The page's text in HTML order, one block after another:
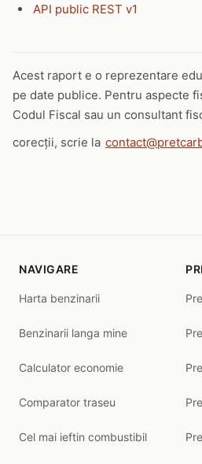
API public REST v1
Acest raport e o reprezentare
pe date publice. Pentru aspecte
Codul Fiscal sau un consultant
corecții, scrie la
NAVIGARE
Harta benzinarii
Benzinarii langa mine
Calculator economie
Comparator traseu
Cel mai ieftin combustibil